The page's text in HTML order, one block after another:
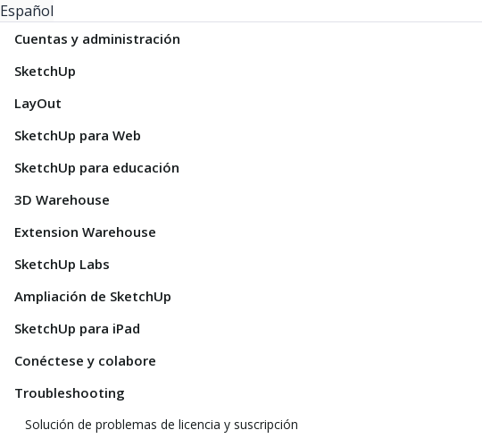
Español
Cuentas y administración
SketchUp
LayOut
SketchUp para Web
SketchUp para educación
3D Warehouse
Extension Warehouse
SketchUp Labs
Ampliación de SketchUp
SketchUp para iPad
Conéctese y colabore
Troubleshooting
Solución de problemas de licencia y suscripción